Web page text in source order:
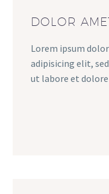
DOLOR
Lorem ipsum
adipisicing elit,
ut labore et